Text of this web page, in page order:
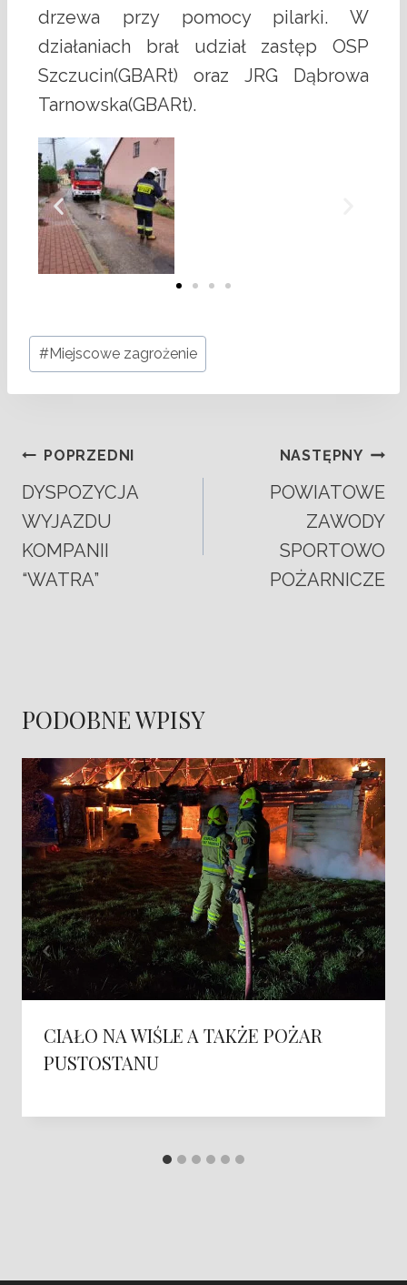
drzewa przy pomocy pilarki. W
działaniach brał udział zastęp OSP
Szczucin(GBARt) oraz JRG Dąbrowa
Tarnowska(GBARt).
#Miejscowe zagrożenie
POPRZEDNI
DYSPOZYCJA
WYJAZDU
KOMPANII
“WATRA”
NASTĘPNY
POWIATOWE
ZAWODY
SPORTOWO
POŻARNICZE
PODOBNE WPISY
CIAŁO NA WIŚLE A TAKŻE POŻAR
PUSTOSTANU